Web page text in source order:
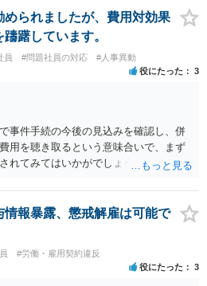
ス等を持ち出して勧誘をしていることに
しているものと考えられます。 もっと
のの、出社もしていないということで
かで争いになり、競業避止義務条項の
り、損害賠償請求を行うにしても損害
め、労働法を扱う弁護士にご相談され
められましたが、費用対効果
躇しています。
員 #問題社員の対応 #人事異動
役にたった 3
事件手続の今後の見込みを確認し、併
用を聴き取るという意味合いで、まず
れてみてはいかがでしょうか。 上記、
情報暴露、懲戒解雇は可能で
#労働・雇用契約違反
役にたった 3